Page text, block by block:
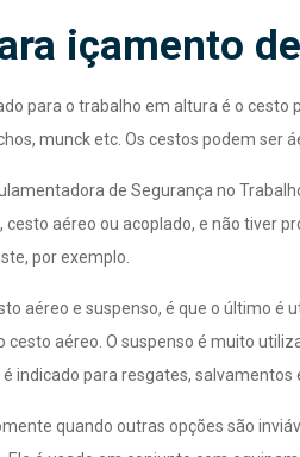
içamento
para o trabalho em altura é o
munck etc. Os cestos podem ser
de Segurança no
aéreo ou acoplado, e não tiver
por exemplo.
aéreo e suspenso, é que o último é
aéreo. O suspenso é muito
indicado para resgates, salvamentos
quando outras opções são